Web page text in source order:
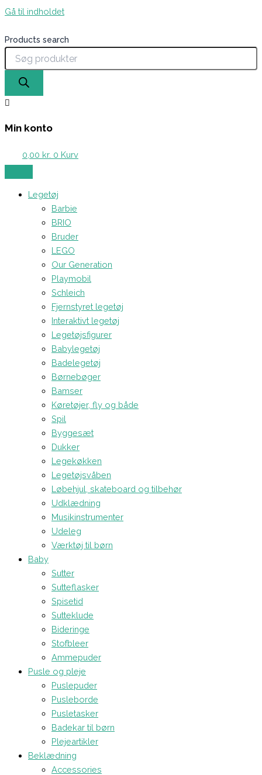
Gå til indholdet
Products search
Min konto
0,00 kr. 0 Kurv
Legetøj
Barbie
BRIO
Bruder
LEGO
Our Generation
Playmobil
Schleich
Fjernstyret legetøj
Interaktivt legetøj
Legetøjsfigurer
Babylegetøj
Badelegetøj
Børnebøger
Bamser
Køretøjer, fly og både
Spil
Byggesæt
Dukker
Legekøkken
Legetøjsvåben
Løbehjul, skateboard og tilbehør
Udklædning
Musikinstrumenter
Udeleg
Værktøj til børn
Baby
Sutter
Sutteflasker
Spisetid
Sutteklude
Bideringe
Stofbleer
Ammepuder
Pusle og pleje
Puslepuder
Pusleborde
Pusletasker
Badekar til børn
Plejeartikler
Beklædning
Accessories